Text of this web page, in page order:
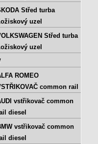
Střed turba
uzel
Střed turba
uzel
ROMEO
common rail
vstřikovač common
diesel
vstřikovač common
diesel